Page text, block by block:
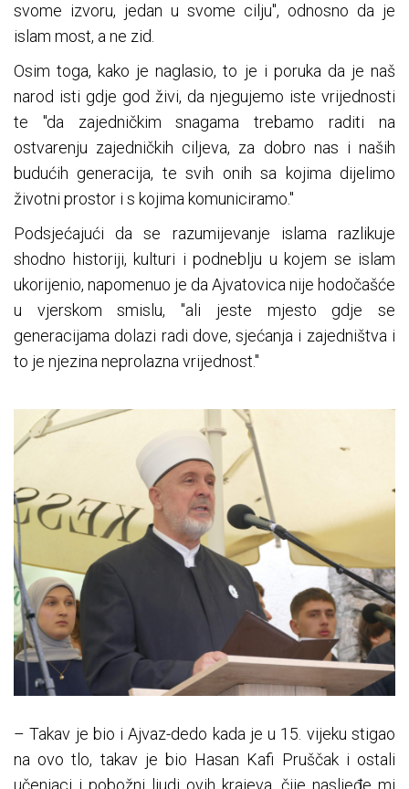
svome izvoru, jedan u svome cilju", odnosno da je
islam most, a ne zid.
Osim toga, kako je naglasio, to je i poruka da je naš
narod isti gdje god živi, da njegujemo iste vrijednosti
te "da zajedničkim snagama trebamo raditi na
ostvarenju zajedničkih ciljeva, za dobro nas i naših
budućih generacija, te svih onih sa kojima dijelimo
životni prostor i s kojima komuniciramo."
Podsjećajući da se razumijevanje islama razlikuje
shodno historiji, kulturi i podneblju u kojem se islam
ukorijenio, napomenuo je da Ajvatovica nije hodočašće
u vjerskom smislu, "ali jeste mjesto gdje se
generacijama dolazi radi dove, sjećanja i zajedništva i
to je njezina neprolazna vrijednost."
– Takav je bio i Ajvaz-dedo kada je u 15. vijeku stigao
na ovo tlo, takav je bio Hasan Kafi Pruščak i ostali
učenjaci i pobožni ljudi ovih krajeva, čije nasljeđe mi